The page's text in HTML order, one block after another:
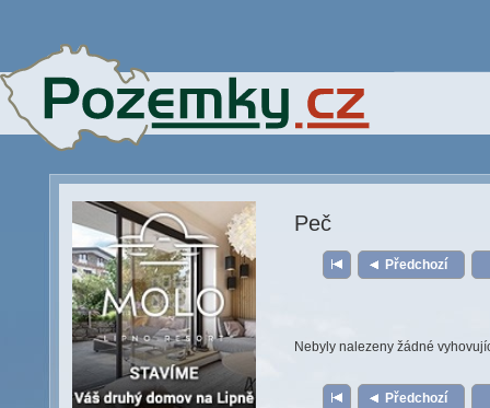
Peč
Předchozí
Nebyly nalezeny žádné
Předchozí